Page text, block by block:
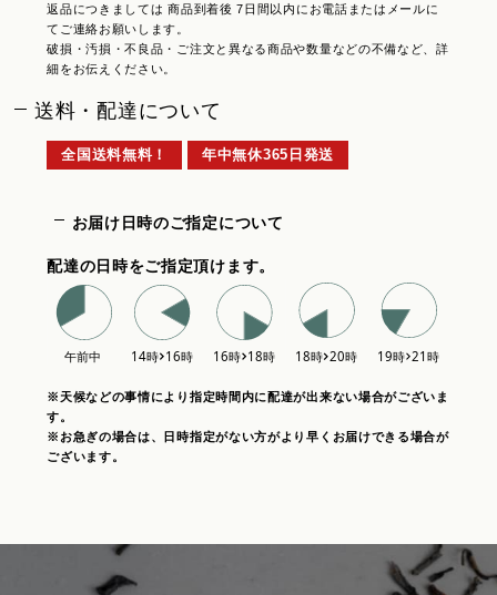
返品につきましては 商品到着後 7日間以内にお電話またはメールに
てご連絡お願いします。
破損・汚損・不良品・ご注文と異なる商品や数量などの不備など、詳
細をお伝えください。
送料・配達について
全国送料無料！ 年中無休365日発送
お届け日時のご指定について
配達の日時をご指定頂けます。
※天候などの事情により指定時間内に配達が出来ない場合がございま
す。
※お急ぎの場合は、日時指定がない方がより早くお届けできる場合が
ございます。